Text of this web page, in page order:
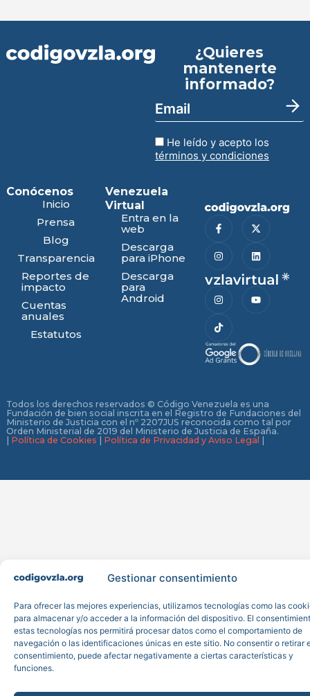
Gestionar consentimiento
Para ofrecer las mejores experiencias, utilizamos tecnologías como las
para almacenar y/o acceder a la información del dispositivo. El
estas tecnologías nos permitirá procesar datos como el comportamiento de
navegación o las identificaciones únicas en este sitio. No consentir o retirar
consentimiento, puede afectar negativamente a ciertas características y
funciones.
¿Quieres
mantenerte
informado?
He leído y acepto los
términos y condiciones
Conócenos
Inicio
Prensa
Blog
Transparencia
Reportes de
impacto
Cuentas
anuales
Estatutos
Venezuela
Virtual
Entra en la
web
Descarga
para iPhone
Descarga
para
Android
Todos los derechos reservados © Código Venezuela es una
Fundación de bien social inscrita en el Registro de Fundaciones del
Ministerio de Justicia con el nº 2207JUS reconocida como tal por
Orden Ministerial de 2019 del Ministerio de Justicia de España.
Política de Cookies Política de Privacidad y Aviso Legal